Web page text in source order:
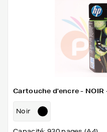
Cartouche d'encre - NOIR
Noir